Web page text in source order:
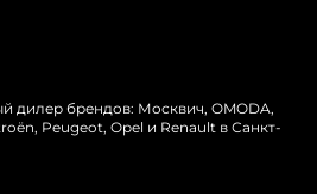
дилер брендов: Москвич, OMODA,
Peugeot, Opel и Renault в Санкт-